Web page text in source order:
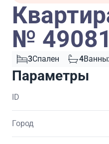
№ 49081
3Спален 4
Параметры
ID
Город